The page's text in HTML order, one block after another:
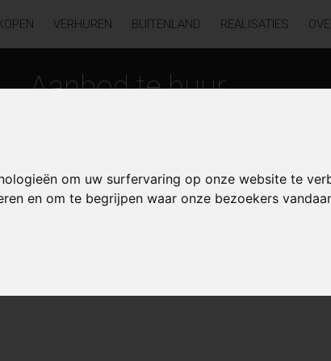
om uw surfervaring op onze website te
en om te begrijpen waar onze bezoekers
VERHUREN BUITENLAND REALISATIES
Aanbod te huur